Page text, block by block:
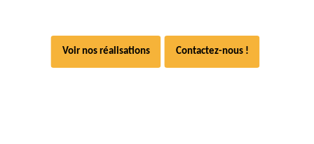
Voir nos réalisations Contactez-nous !